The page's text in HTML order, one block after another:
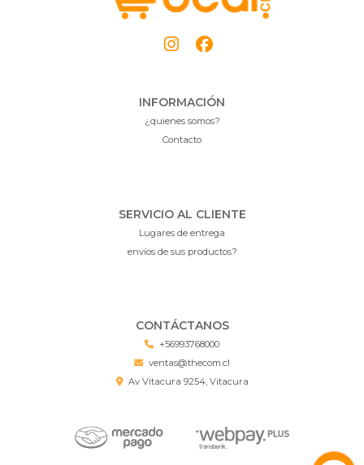
INFORMACIÓN
¿quienes somos?
Contacto
SERVICIO AL CLIENTE
Lugares de entrega
envíos de sus productos?
CONTÁCTANOS
+56993768000
ventas@thecom.cl
Av Vitacura 9254, Vitacura